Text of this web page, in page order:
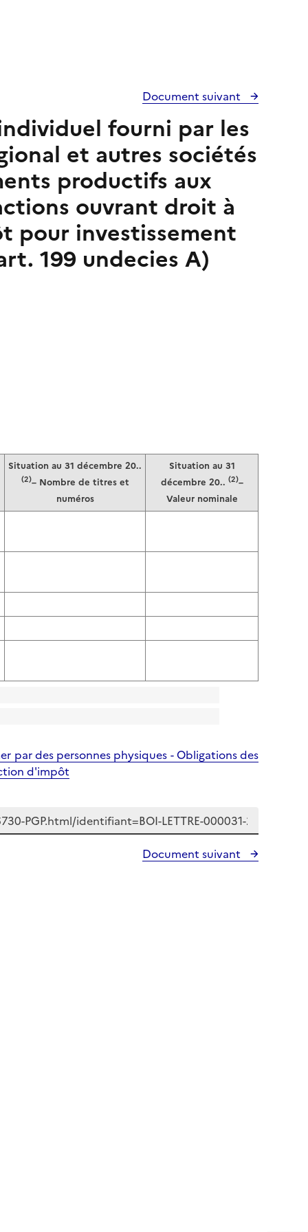
Document suivant
fourni par les
et autres sociétés
productifs aux
ouvrant droit à
pour investissement
199 undecies A)
Situation au 31 décembre 20..
(2)– Nombre de titres et
numéros
Situation au 31
décembre 20.. (2)–
Valeur nominale
par des personnes physiques - Obligations des
d'impôt
Document suivant